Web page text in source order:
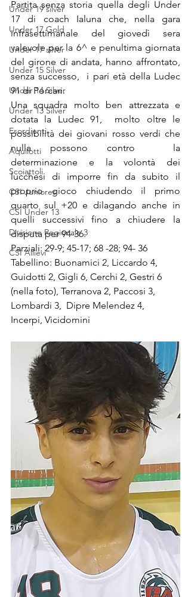
Under 19 silver
Under 17 Gold
Under 17 silver
Under 15 Silver
Under 14 Silver
Under 13 Silver
Esordienti
Aquilotti
Scoiattoli
CSI Juniores
CSI Under 13
Divisione Regionale 3
CSI Allievi
Partita senza storia quella degli Under
17 di coach Ialuna che, nella gara
infrasettimanale del giovedì sera
valevole per la 6^ e penultima giornata
del girone di andata, hanno affrontato,
senza successo,  i pari età della Ludec
91 di Porcari.
Una squadra molto ben attrezzata e
dotata la Ludec 91,  molto oltre le
possibilità dei giovani rosso verdi che
nulla possono contro  la
determinazione e la volontà dei
lucchesi di imporre fin da subito il
proprio gioco chiudendo il primo
quarto sul +20 e dilagando anche in
quelli successivi fino a chiudere la
disputa per 94-36.
Parziali: 29-9; 45-17; 68 -28; 94- 36
Tabellino: Buonamici 2, Liccardo 4,
Guidotti 2, Gigli 6, Cerchi 2, Gestri 6
(nella foto), Terranova 2, Paccosi 3,
Lombardi 3,  Dipre Melendez 4,
Incerpi, Vicidomini